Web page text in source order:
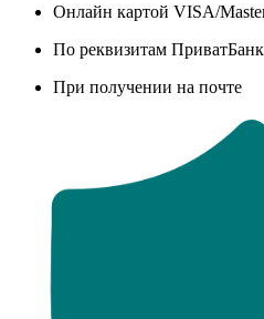
Онлайн картой VISA/
По реквизитам
При получении на почте